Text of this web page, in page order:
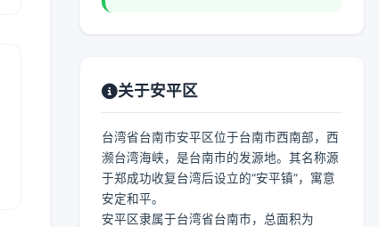
关于安平区
台湾省台南市安平区位于台南市西南部，西
濒台湾海峡，是台南市的发源地。其名称源
于郑成功收复台湾后设立的“安平镇”，寓意
安定和平。
安平区隶属于台湾省台南市，总面积为